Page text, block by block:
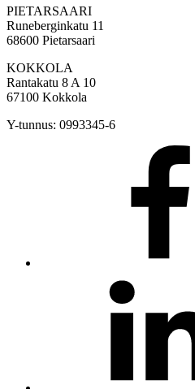
PIETARSAARI
Runeberginkatu 11
68600 Pietarsaari
KOKKOLA
Rantakatu 8 A 10
67100 Kokkola
Y-tunnus: 0993345-6